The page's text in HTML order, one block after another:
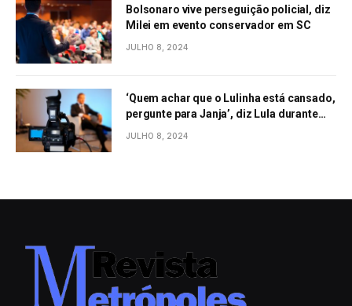
Bolsonaro vive perseguição policial, diz
Milei em evento conservador em SC
JULHO 8, 2024
‘Quem achar que o Lulinha está cansado,
pergunte para Janja’, diz Lula durante
JULHO 8, 2024